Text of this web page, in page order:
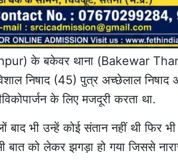
के बकेवर थाना (Bakewar
निषाद (45) पुत्र अच्छेलाल निषाद
के लिए मजदूरी करता था.
बाद भी उन्हें कोई संतान नहीं थी फिर
बात को लेकर झगड़ा हो गया जिससे